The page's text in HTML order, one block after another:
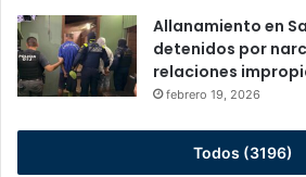
Allanamiento en
detenidos por
relaciones
febrero 19, 2026
Todos (3196)